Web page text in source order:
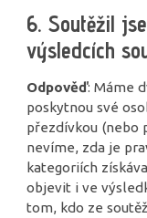
6. Soutěžil
výsledcích
Odpověď: Máme
poskytnou své
přezdívkou (nebo
nevíme, zda je
kategoriích
objevit i ve
tom, kdo ze